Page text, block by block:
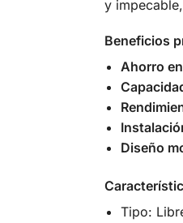
y
Beneficios
Ahorro
Diseño
Tipo: